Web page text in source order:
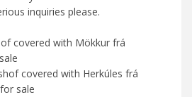
inquiries please.
covered with Mökkur frá
covered with Herkúles frá
sale